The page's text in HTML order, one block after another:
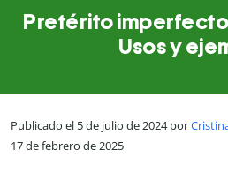
Pretérito
Usos y
Publicado el 5 de julio de 2024 por
17 de febrero de 2025